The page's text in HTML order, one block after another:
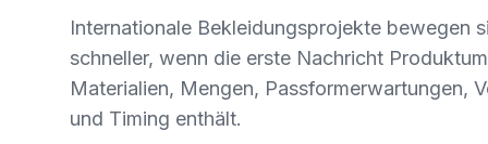
Internationale Bekleidungsprojekte bewegen
schneller, wenn die erste Nachricht
Materialien, Mengen, Passformerwartungen,
und Timing enthält.